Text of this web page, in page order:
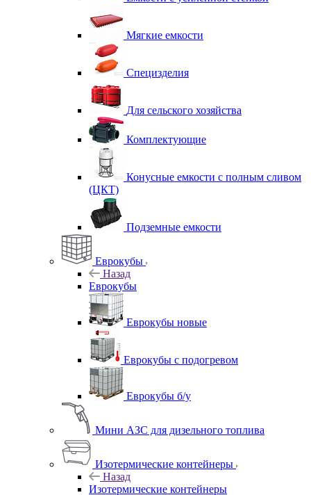
Мягкие емкости
Специзделия
Для сельского хозяйства
Комплектующие
Конусные емкости с полным сливом
(ЦКТ)
Подземные емкости
Еврокубы
Назад
Еврокубы
Еврокубы новые
Еврокубы с подогревом
Еврокубы б/у
Мини АЗС для дизельного топлива
Изотермические контейнеры
Назад
Изотермические контейнеры